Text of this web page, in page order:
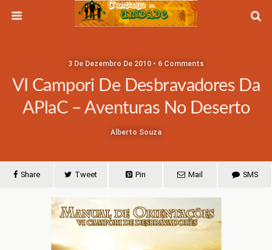
3 De Dezembro De 2010 • 6 Comments
VI Campori De Desbravadores Da
APlaC – Aventuras No Deserto
Alberto Souza
Share Tweet Pin Mail SMS